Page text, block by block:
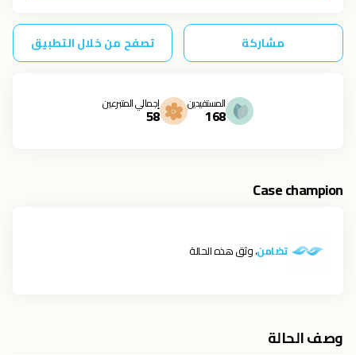
مشاركة تصفح من خلال التطبيق
المستفيدين
168
إجمالي المتبرعين
58
Case champion
تضامن، وثق هذه الحالة
وصف الحالة